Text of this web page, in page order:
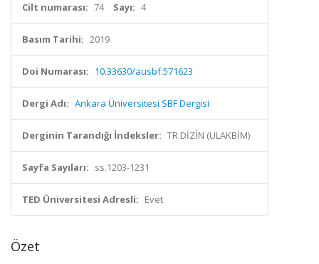
Cilt numarası: 74 Sayı: 4
Basım Tarihi: 2019
Doi Numarası: 10.33630/ausbf.571623
Dergi Adı: Ankara Üniversitesi SBF Dergisi
Derginin Tarandığı İndeksler: TR DİZİN (ULAKBİM)
Sayfa Sayıları: ss.1203-1231
TED Üniversitesi Adresli: Evet
Özet